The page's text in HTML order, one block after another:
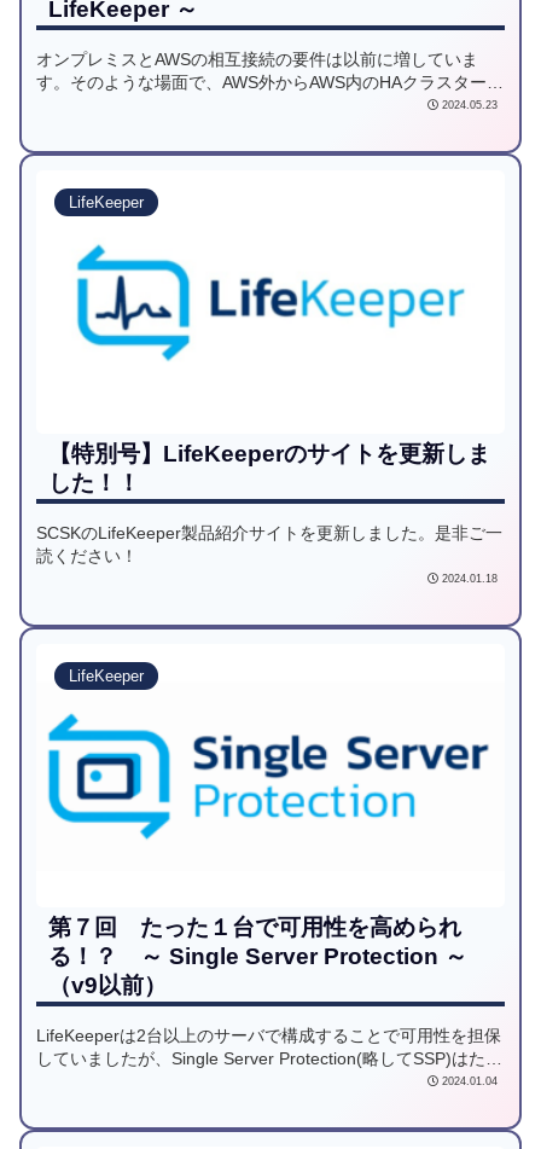
LifeKeeper ～
オンプレミスとAWSの相互接続の要件は以前に増していま
す。そのような場面で、AWS外からAWS内のHAクラスター化
したシステムへアクセスする方法について解説します。2024.05.23
LifeKeeper
【特別号】LifeKeeperのサイトを更新しま
した！！
SCSKのLifeKeeper製品紹介サイトを更新しました。是非ご一
読ください！
2024.01.18
LifeKeeper
第７回 たった１台で可用性を高められ
る！？ ～ Single Server Protection ～
（v9以前）
LifeKeeperは2台以上のサーバで構成することで可用性を担保
していましたが、Single Server Protection(略してSSP)はたっ
た1台で可用性を向上できます。安価にライトに可用性を向上
2024.01.04